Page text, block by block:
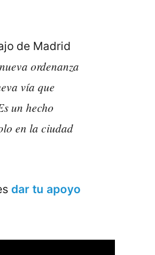
de Madrid
ordenanza
vía que
un hecho
en la ciudad
dar tu apoyo